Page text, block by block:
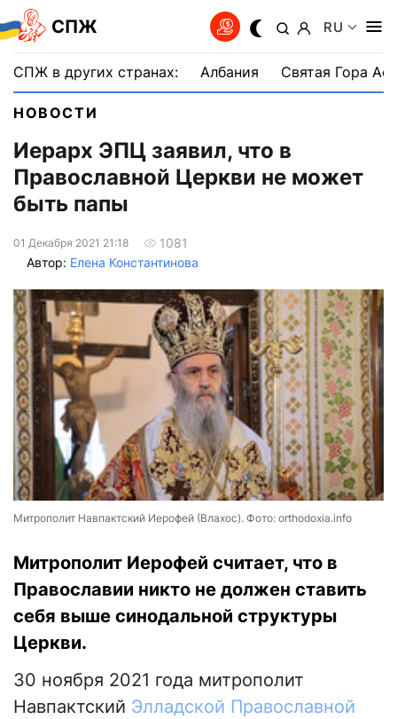
СПЖ RU
СПЖ в других странах: Албания Святая Гора
НОВОСТИ
Иерарх ЭПЦ заявил, что в
Православной Церкви не может
быть папы
01 Декабря 2021 21:18
1081
Автор: Елена Константинова
Митрополит Навпактский Иерофей (Влахос). Фото: orthodoxia.info
Митрополит Иерофей считает, что в
Православии никто не должен ставить
себя выше синодальной структуры
Церкви.
30 ноября 2021 года митрополит
Навпактский Элладской Православной